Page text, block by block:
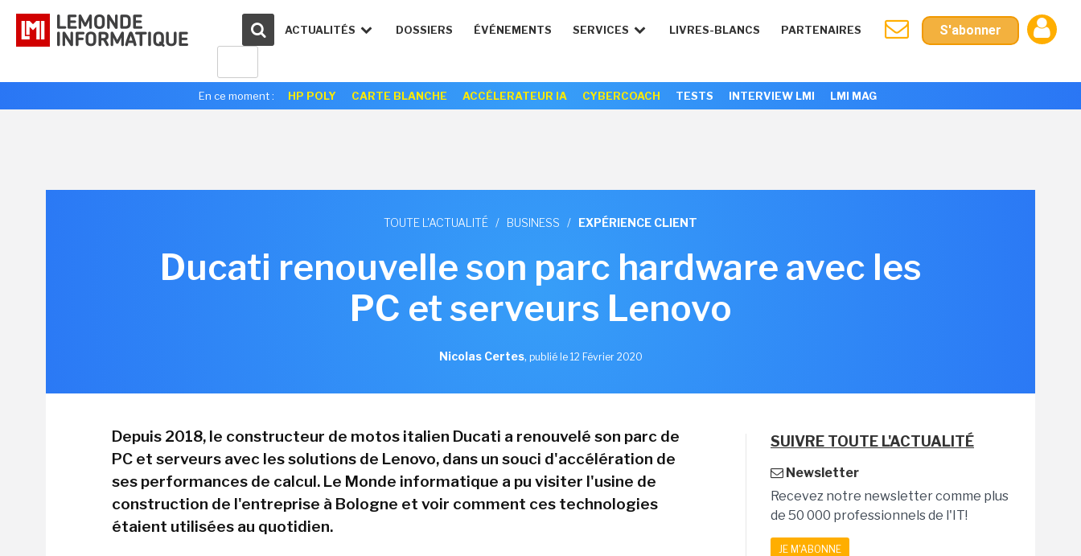
ACTUALITÉS DOSSIERS ÉVÉNEMENTS SERVICES LIVRES-BLANCS PARTENAIRES S'abonner
En ce moment : HP POLY CARTE BLANCHE ACCÉLERATEUR IA CYBERCOACH TESTS INTERVIEW LMI LMI MAG
TOUTE L'ACTUALITÉ / BUSINESS / EXPÉRIENCE CLIENT
Ducati renouvelle son parc hardware avec les
PC et serveurs Lenovo
Nicolas Certes, publié le 12 Février 2020
Depuis 2018, le constructeur de motos italien Ducati a renouvelé son parc de
PC et serveurs avec les solutions de Lenovo, dans un souci d'accélération de
ses performances de calcul. Le Monde informatique a pu visiter l'usine de
construction de l'entreprise à Bologne et voir comment ces technologies
étaient utilisées au quotidien.
SUIVRE TOUTE L'ACTUALITÉ
Newsletter
Recevez notre newsletter comme plus
de 50 000 professionnels de l'IT!
JE M'ABONNE